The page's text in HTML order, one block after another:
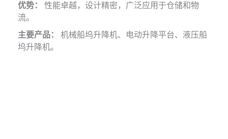
优势：
性能卓越，设计精密，广泛应用于仓储和物
流。
主要产品：
机械船坞升降机、电动升降平台、液压船
坞升降机。